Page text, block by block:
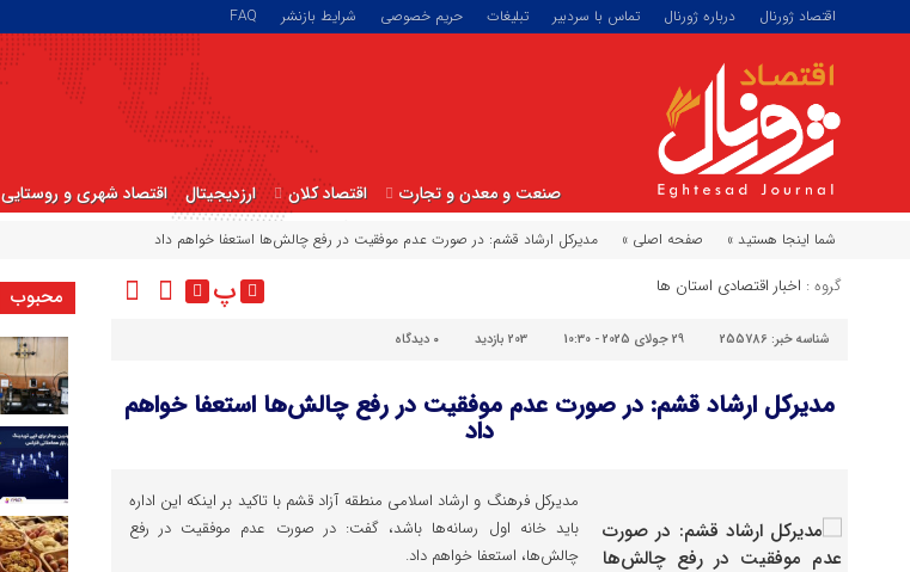
اقتصاد ژورنال درباره ژورنال تماس با سردبیر تبلیغات حریم خصوصی شرایط بازنشر FAQ
صنعت و معدن و تجارت اقتصاد کلان ارزدیجیتال اقتصاد شهری و روستایی
شما اینجا هستید » صفحه اصلی » مدیرکل ارشاد قشم: در صورت عدم موفقیت در رفع چالش‌ها استعفا خواهم داد
گروه : اخبار اقتصادی استان ها پ
شناسه خبر: 255786 29 جولای 2025 - 10:30 203 بازدید ۰ دیدگاه
مدیرکل ارشاد قشم: در صورت عدم موفقیت در رفع چالش‌ها استعفا خواهم
داد
مدیرکل فرهنگ و ارشاد اسلامی منطقه آزاد قشم با تاکید بر اینکه این اداره
باید خانه اول رسانه‌ها باشد، گفت: در صورت عدم موفقیت در رفع
چالش‌ها، استعفا خواهم داد.
محبوب